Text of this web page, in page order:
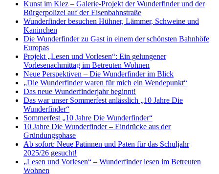
Kunst im Kiez – Galerie-Projekt der Wunderfinder und der
Bürgerpolizei auf der Eisenbahnstraße
Wunderfinder besuchen Hühner, Lämmer, Schweine und
Kaninchen
Die Wunderfinder zu Gast in einem der schönsten Bahnhöfe
Europas
Projekt „Lesen und Vorlesen“: Ein gelungener
Vorlesenachmittag im Betreuten Wohnen
Neue Perspektiven – Die Wunderfinder im Blick
„Die Wunderfinder waren für mich ein Wendepunkt“
Das neue Wunderfinderjahr beginnt!
Das war unser Sommerfest anlässlich „10 Jahre Die
Wunderfinder“
Sommerfest „10 Jahre Die Wunderfinder“
10 Jahre Die Wunderfinder – Eindrücke aus der
Gründungsphase
Ab sofort: Neue Patinnen und Paten für das Schuljahr
2025/26 gesucht!
„Lesen und Vorlesen“ – Wunderfinder lesen im Betreuten
Wohnen